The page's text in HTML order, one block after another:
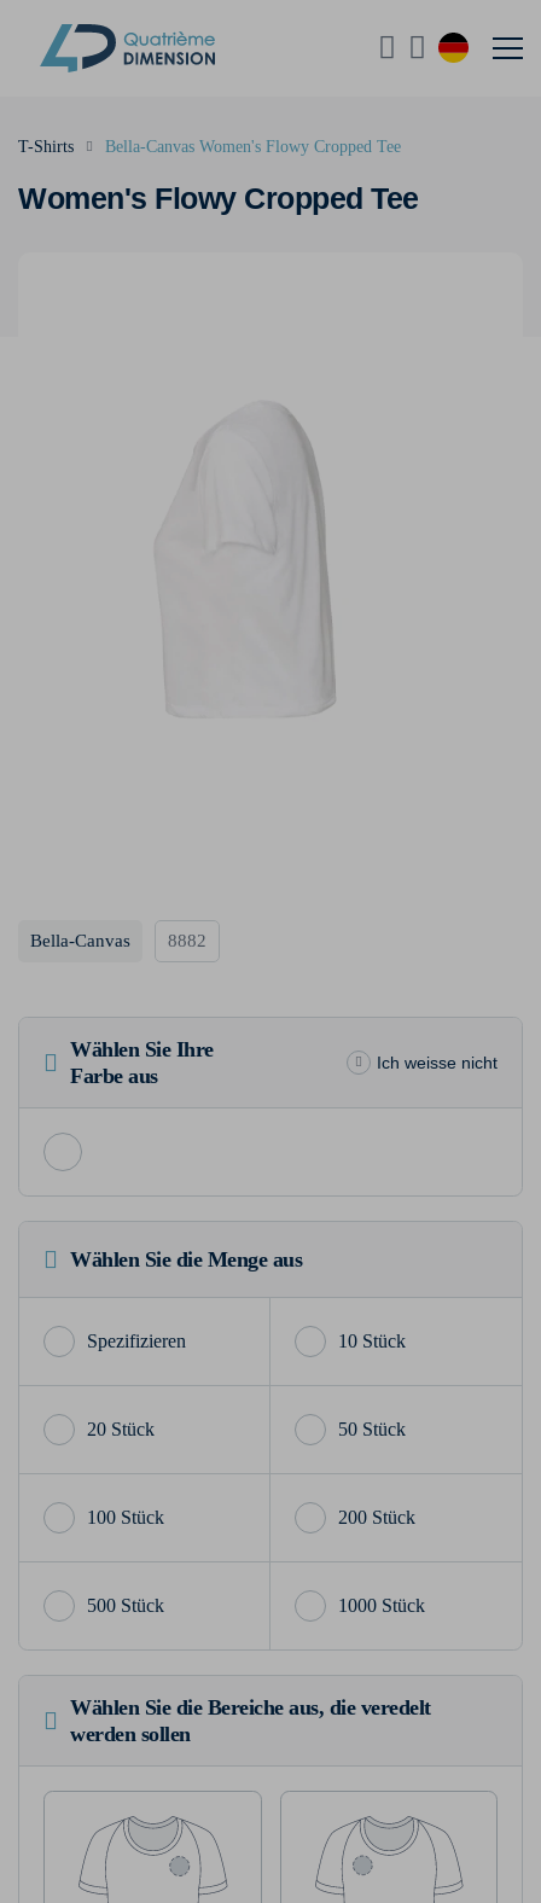
Women's Flowy Cropped Tee
T-Shirts Bella-Canvas Women's Flowy Cropped Tee
Bella-Canvas 8882
Wählen Sie Ihre
Farbe aus
Ich weisse nicht
Wählen Sie die Menge aus
10 Stück
20 Stück 50 Stück
100 Stück 200 Stück
500 Stück 1000 Stück
Wählen Sie die Bereiche aus, die veredelt
werden sollen